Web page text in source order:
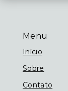
Menu
Início
Sobre
Contato